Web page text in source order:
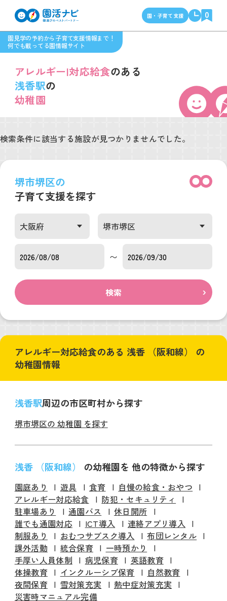
園見学の予約から子育て支援情報まで！
何でも載ってる園情報サイト
園・子育て支援 0
アレルギー|対応給食のある
浅香駅の
幼稚園
検索条件に該当する施設が見つかりませんでした。
堺市堺区の
子育て支援を探す
〜
検索
アレルギー対応給食のある 浅香 （阪和線） の
幼稚園情報
浅香駅周辺の市区町村から探す
堺市堺区の 幼稚園 を探す
浅香 （阪和線） の幼稚園を 他の特徴から探す
園庭あり 遊具 食育
自慢の給食・おやつ
アレルギー対応給食
防犯・セキュリティ
駐車場あり
通園バス
休日開所
誰でも通園対応
ICT導入
連絡アプリ導入
制服あり
おむつサブスク導入
布団レンタル
課外活動
統合保育
一時預かり
手厚い人員体制
病児保育
英語教育
体操教育
インクルーシブ保育
自然教育
夜間保育
雪対策充実
熱中症対策充実
災害時マニュアル完備